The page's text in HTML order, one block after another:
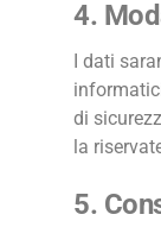
4.
I dati
di
la
5.